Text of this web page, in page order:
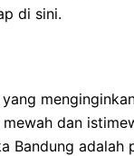
di sini.
dan
Bandung adalah